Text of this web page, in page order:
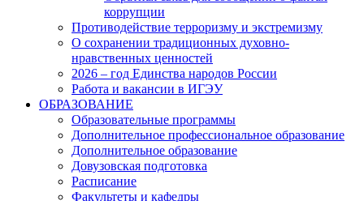
коррупции
Противодействие терроризму и экстремизму
О сохранении традиционных духовно-
нравственных ценностей
2026 – год Единства народов России
Работа и вакансии в ИГЭУ
ОБРАЗОВАНИЕ
Образовательные программы
Дополнительное профессиональное образование
Дополнительное образование
Довузовская подготовка
Расписание
Факультеты и кафедры